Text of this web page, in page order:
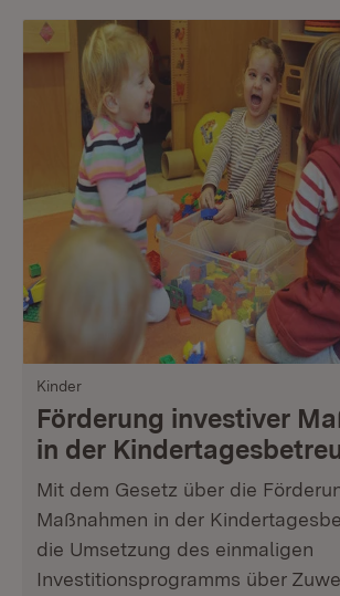
Kinder
Förderung investiver
in der
Mit dem Gesetz über die
Maßnahmen in der
die Umsetzung des einmaligen
Investitionsprogramms über